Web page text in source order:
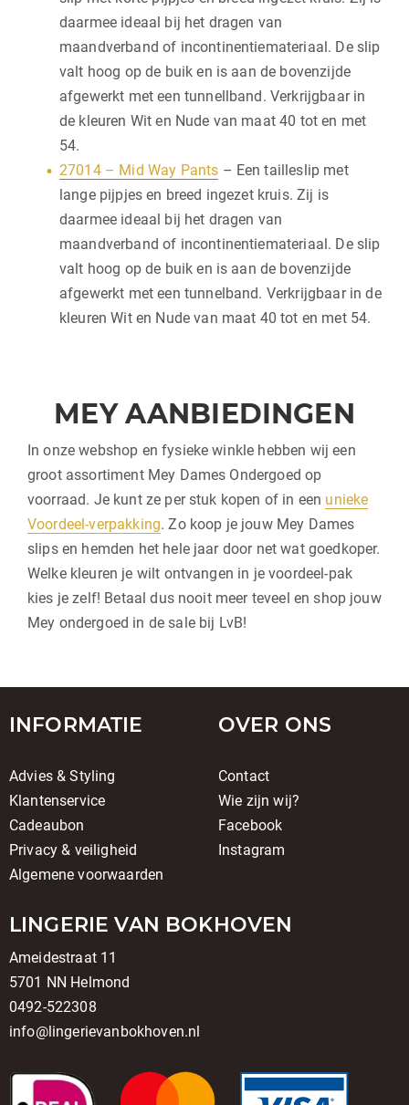
daarmee ideaal bij het dragen van
maandverband of incontinentiemateriaal. De slip
valt hoog op de buik en is aan de bovenzijde
afgewerkt met een tunnellband. Verkrijgbaar in
de kleuren Wit en Nude van maat 40 tot en met
54.
27014 – Mid Way Pants – Een tailleslip met
lange pijpjes en breed ingezet kruis. Zij is
daarmee ideaal bij het dragen van
maandverband of incontinentiemateriaal. De slip
valt hoog op de buik en is aan de bovenzijde
afgewerkt met een tunnelband. Verkrijgbaar in de
kleuren Wit en Nude van maat 40 tot en met 54.
MEY AANBIEDINGEN
In onze webshop en fysieke winkle hebben wij een
groot assortiment Mey Dames Ondergoed op
voorraad. Je kunt ze per stuk kopen of in een unieke
Voordeel-verpakking. Zo koop je jouw Mey Dames
slips en hemden het hele jaar door net wat goedkoper.
Welke kleuren je wilt ontvangen in je voordeel-pak
kies je zelf! Betaal dus nooit meer teveel en shop jouw
Mey ondergoed in de sale bij LvB!
INFORMATIE
Advies & Styling
Klantenservice
Cadeaubon
Privacy & veiligheid
Algemene voorwaarden
OVER ONS
Contact
Wie zijn wij?
Facebook
Instagram
LINGERIE VAN BOKHOVEN
Ameidestraat 11
5701 NN Helmond
0492-522308
info@lingerievanbokhoven.nl